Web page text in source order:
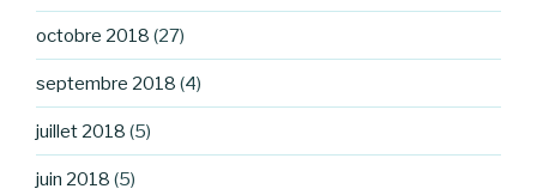
octobre 2018 (27)
septembre 2018 (4)
juillet 2018 (5)
juin 2018 (5)